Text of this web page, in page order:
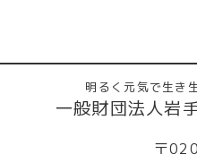
明るく元気で生き
一般財団法人岩
〒